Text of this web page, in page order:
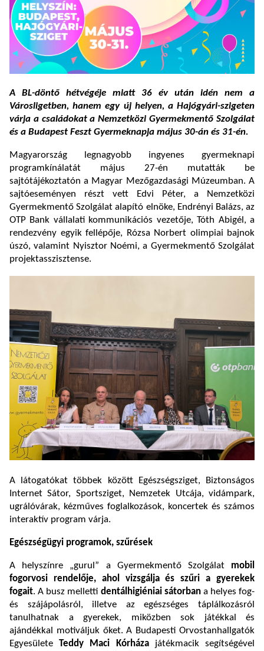
A BL-döntő hétvégéje miatt 36 év után idén nem a
Városligetben, hanem egy új helyen, a Hajógyári-szigeten
várja a családokat a Nemzetközi Gyermekmentő Szolgálat
és a Budapest Feszt Gyermeknapja május 30-án és 31-én.
Magyarország legnagyobb ingyenes gyermeknapi
programkínálatát május 27-én mutatták be
sajtótájékoztatón a Magyar Mezőgazdasági Múzeumban. A
sajtóeseményen részt vett Edvi Péter, a Nemzetközi
Gyermekmentő Szolgálat alapító elnöke, Endrényi Balázs, az
OTP Bank vállalati kommunikációs vezetője, Tóth Abigél, a
rendezvény egyik fellépője, Rózsa Norbert olimpiai bajnok
úszó, valamint Nyisztor Noémi, a Gyermekmentő Szolgálat
projektasszisztense.
A látogatókat többek között Egészségsziget, Biztonságos
Internet Sátor, Sportsziget, Nemzetek Utcája, vidámpark,
ugrálóvárak, kézműves foglalkozások, koncertek és számos
interaktív program várja.
Egészségügyi programok, szűrések
A helyszínre „gurul” a Gyermekmentő Szolgálat mobil
fogorvosi rendelője, ahol vizsgálja és szűri a gyerekek
fogait. A busz melletti dentálhigiéniai sátorban a helyes fog-
és szájápolásról, illetve az egészséges táplálkozásról
tanulhatnak a gyerekek, miközben sok játékkal és
ajándékkal motiváljuk őket. A Budapesti Orvostanhallgatók
EgyesületeTeddy Maci Kórházajátékmacik segítségével